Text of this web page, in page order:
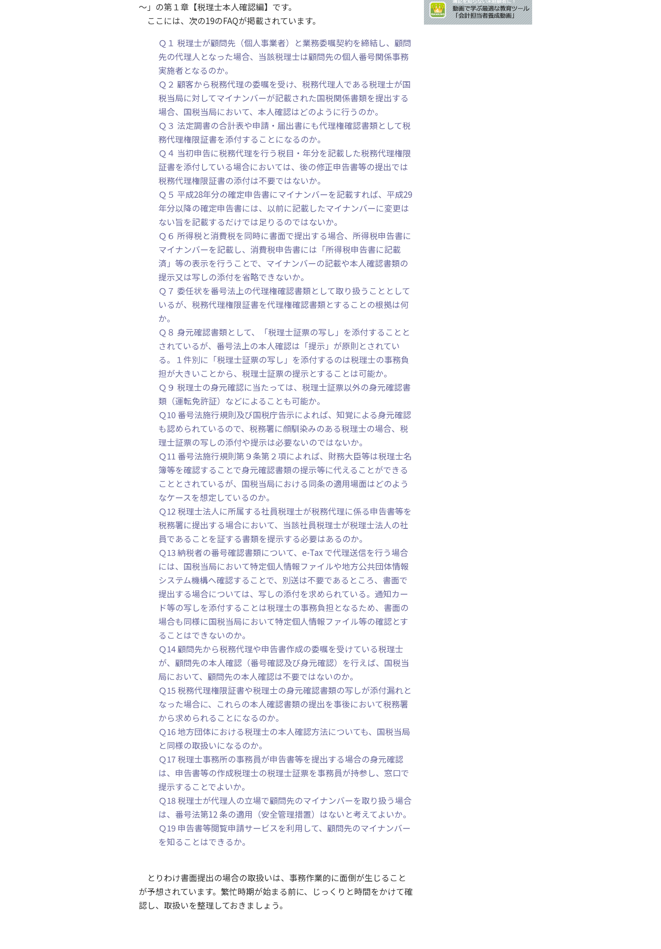
～」の第１章【税理士本人確認編】です。
ここには、次の19のFAQが掲載されています。
Ｑ１ 税理士が顧問先（個人事業者）と業務委嘱契約を締結し、顧問
先の代理人となった場合、当該税理士は顧問先の個人番号関係事務
実施者となるのか。
Ｑ２ 顧客から税務代理の委嘱を受け、税務代理人である税理士が国
税当局に対してマイナンバーが記載された国税関係書類を提出する
場合、国税当局において、本人確認はどのように行うのか。
Ｑ３ 法定調書の合計表や申請・届出書にも代理権確認書類として税
務代理権限証書を添付することになるのか。
Ｑ４ 当初申告に税務代理を行う税目・年分を記載した税務代理権限
証書を添付している場合においては、後の修正申告書等の提出では
税務代理権限証書の添付は不要ではないか。
Ｑ５ 平成28年分の確定申告書にマイナンバーを記載すれば、平成29
年分以降の確定申告書には、以前に記載したマイナンバーに変更は
ない旨を記載するだけでは足りるのではないか。
Ｑ６ 所得税と消費税を同時に書面で提出する場合、所得税申告書に
マイナンバーを記載し、消費税申告書には「所得税申告書に記載
済」等の表示を行うことで、マイナンバーの記載や本人確認書類の
提示又は写しの添付を省略できないか。
Ｑ７ 委任状を番号法上の代理権確認書類として取り扱うこととして
いるが、税務代理権限証書を代理権確認書類とすることの根拠は何
か。
Ｑ８ 身元確認書類として、「税理士証票の写し」を添付することと
されているが、番号法上の本人確認は「提示」が原則とされてい
る。１件別に「税理士証票の写し」を添付するのは税理士の事務負
担が大きいことから、税理士証票の提示とすることは可能か。
Ｑ９ 税理士の身元確認に当たっては、税理士証票以外の身元確認書
類（運転免許証）などによることも可能か。
Ｑ10 番号法施行規則及び国税庁告示によれば、知覚による身元確認
も認められているので、税務署に顔馴染みのある税理士の場合、税
理士証票の写しの添付や提示は必要ないのではないか。
Ｑ11 番号法施行規則第９条第２項によれば、財務大臣等は税理士名
簿等を確認することで身元確認書類の提示等に代えることができる
こととされているが、国税当局における同条の適用場面はどのよう
なケースを想定しているのか。
Ｑ12 税理士法人に所属する社員税理士が税務代理に係る申告書等を
税務署に提出する場合において、当該社員税理士が税理士法人の社
員であることを証する書類を提示する必要はあるのか。
Ｑ13 納税者の番号確認書類について、e-Tax で代理送信を行う場合
には、国税当局において特定個人情報ファイルや地方公共団体情報
システム機構へ確認することで、別送は不要であるところ、書面で
提出する場合については、写しの添付を求められている。通知カー
ド等の写しを添付することは税理士の事務負担となるため、書面の
場合も同様に国税当局において特定個人情報ファイル等の確認とす
ることはできないのか。
Ｑ14 顧問先から税務代理や申告書作成の委嘱を受けている税理士
が、顧問先の本人確認（番号確認及び身元確認）を行えば、国税当
局において、顧問先の本人確認は不要ではないのか。
Ｑ15 税務代理権限証書や税理士の身元確認書類の写しが添付漏れと
なった場合に、これらの本人確認書類の提出を事後において税務署
から求められることになるのか。
Ｑ16 地方団体における税理士の本人確認方法についても、国税当局
と同様の取扱いになるのか。
Ｑ17 税理士事務所の事務員が申告書等を提出する場合の身元確認
は、申告書等の作成税理士の税理士証票を事務員が持参し、窓口で
提示することでよいか。
Ｑ18 税理士が代理人の立場で顧問先のマイナンバーを取り扱う場合
は、番号法第12 条の適用（安全管理措置）はないと考えてよいか。
Ｑ19 申告書等閲覧申請サービスを利用して、顧問先のマイナンバー
を知ることはできるか。
とりわけ書面提出の場合の取扱いは、事務作業的に面倒が生じること
が予想されています。繁忙時期が始まる前に、じっくりと時間をかけて確
認し、取扱いを整理しておきましょう。